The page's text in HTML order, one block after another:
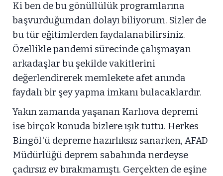
Ki ben de bu gönüllülük programlarına
başvurduğumdan dolayı biliyorum. Sizler de
bu tür eğitimlerden faydalanabilirsiniz.
Özellikle pandemi sürecinde çalışmayan
arkadaşlar bu şekilde vakitlerini
değerlendirerek memlekete afet anında
faydalı bir şey yapma imkanı bulacaklardır.
Yakın zamanda yaşanan Karlıova depremi
ise birçok konuda bizlere ışık tuttu. Herkes
Bingöl'ü depreme hazırlıksız sanarken, AFAD
Müdürlüğü deprem sabahında nerdeyse
çadırsız ev bırakmamıştı. Gerçekten de eşine